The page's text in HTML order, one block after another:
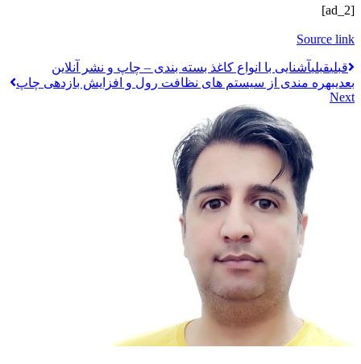
[ad_2]
Source link
قبليقبلیآشنایی با انواع کاغذ بسته بندی – چاپ و نشر آنلاین
بعدیبهره مندی از سیستم های نظافت رول و ‌افزایش بازدهی ‌چاپ
Next